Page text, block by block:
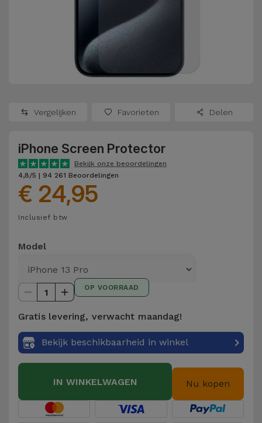
Oppo
OnePlus
Google
Dyson
TCL
Andere
merken
Bekijk
alles
Refurbished
Refurbished
Refurbished
Consoles
Bekijk
alles
Schermbeschermers
Hoofdtelefoons
en
Luidsprekers
Smartwatches
Telefoonketens
Gadgets
Hygiëne
en Huis
Koffers
Vergelijken Favorieten Delen
iPhone Screen Protector
Bekijk onze beoordelingen
4,8/5 | 94 261 Beoordelingen
€ 24,95
Inclusief btw
Model
1 OP VOORRAAD
Gratis levering, verwacht maandag!
Bekijk beschikbaarheid in winkel
IN WINKELWAGEN Nu kopen